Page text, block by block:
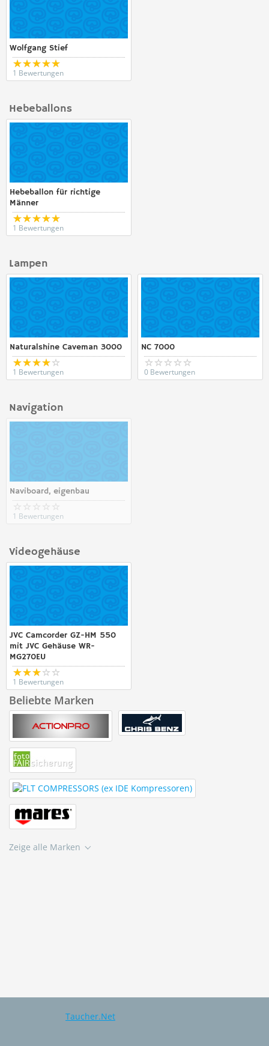
Wolfgang Stief
1 Bewertungen
Hebeballons
Hebeballon für richtige
Männer
1 Bewertungen
Lampen
Naturalshine Caveman 3000
1 Bewertungen
NC 7000
0 Bewertungen
Navigation
Naviboard, eigenbau
1 Bewertungen
Videogehäuse
JVC Camcorder GZ-HM 550
mit JVC Gehäuse WR-
MG270EU
1 Bewertungen
Beliebte Marken
Zeige alle Marken
Taucher.Net